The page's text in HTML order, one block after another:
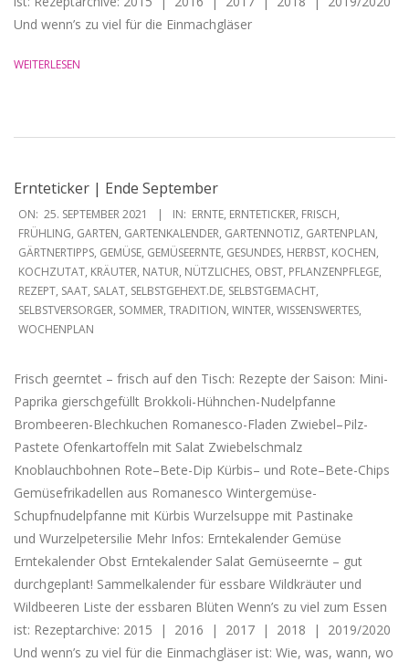
Und wenn’s zu viel für die Einmachgläser
WEITERLESEN
Ernteticker | Ende September
2021-
09-
25
ON: 25. SEPTEMBER 2021 IN: ERNTE, ERNTETICKER, FRISCH,
FRÜHLING, GARTEN, GARTENKALENDER, GARTENNOTIZ, GARTENPLAN,
GÄRTNERTIPPS, GEMÜSE, GEMÜSEERNTE, GESUNDES, HERBST, KOCHEN,
KOCHZUTAT, KRÄUTER, NATUR, NÜTZLICHES, OBST, PFLANZENPFLEGE,
REZEPT, SAAT, SALAT, SELBSTGEHEXT.DE, SELBSTGEMACHT,
SELBSTVERSORGER, SOMMER, TRADITION, WINTER, WISSENSWERTES,
WOCHENPLAN
Frisch geerntet – frisch auf den Tisch: Rezepte der Saison: Mini-
Paprika gierschgefüllt Brokkoli-Hühnchen-Nudelpfanne
Brombeeren-Blechkuchen Romanesco-Fladen Zwiebel–Pilz-
Pastete Ofenkartoffeln mit Salat Zwiebelschmalz
Knoblauchbohnen Rote–Bete-Dip Kürbis– und Rote–Bete-Chips
Gemüsefrikadellen aus Romanesco Wintergemüse-
Schupfnudelpfanne mit Kürbis Wurzelsuppe mit Pastinake
und Wurzelpetersilie Mehr Infos: Erntekalender Gemüse
Erntekalender Obst Erntekalender Salat Gemüseernte – gut
durchgeplant! Sammelkalender für essbare Wildkräuter und
Wildbeeren Liste der essbaren Blüten Wenn’s zu viel zum Essen
ist: Rezeptarchive: 2015 | 2016 | 2017 | 2018 | 2019/2020
Und wenn’s zu viel für die Einmachgläser ist: Wie, was, wann, wo